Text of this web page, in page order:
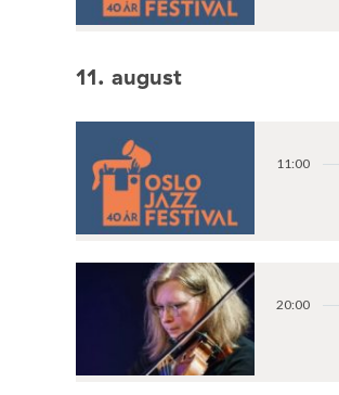
11. august
11:00
20:00